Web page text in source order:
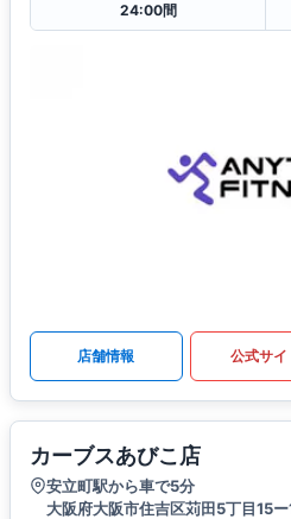
24:00間
店舗情報 公式サイ
カーブスあびこ店
安立町駅から車で5分
大阪府大阪市住吉区苅田5丁目15